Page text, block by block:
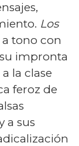
Los
tono con
impronta
la clase
feroz de
a sus